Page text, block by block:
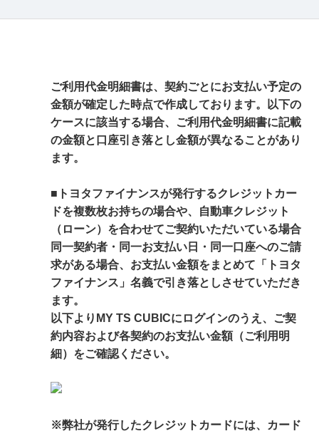
ご利用代金明細書は、契約ごとにお支払い予定の
金額が確定した時点で作成しております。以下の
ケースに該当する場合、ご利用代金明細書に記載
の金額と口座引き落とし金額が異なることがあり
ます。
■トヨタファイナンスが発行するクレジットカー
ドを複数枚お持ちの場合や、自動車クレジット
（ローン）を合わせてご契約いただいている場合
同一契約者・同一お支払い日・同一口座へのご請
求がある場合、お支払い金額をまとめて「トヨタ
ファイナンス」名義で引き落としさせていただき
ます。
以下よりMY TS CUBICにログインのうえ、ご契
約内容および各契約のお支払い金額（ご利用明
細）をご確認ください。
※弊社が発行したクレジットカードには、カード